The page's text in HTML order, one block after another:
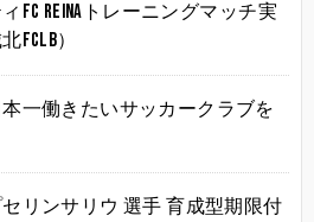
FC Reinaトレーニングマッチ実
）
本一働きたいサッカークラブを
リンサリウ 選手 育成型期限付